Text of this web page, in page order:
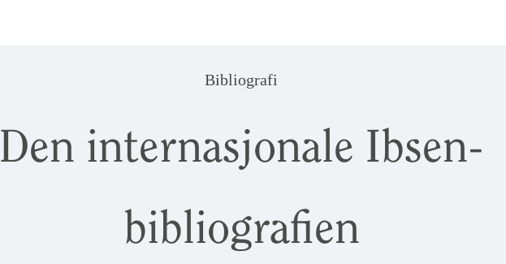
Bibliografi
Den internasjonale Ibsen-
bibliografien